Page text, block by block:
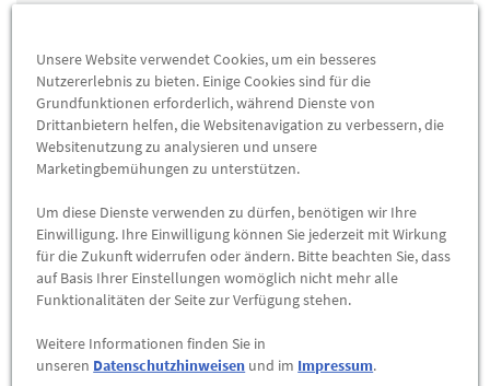
Preis inkl.
MwSt.
Versandkostenfrei
Abholung
Preis inkl.19%MwSt.
- +
ZUM WARENKORB HINZUFÜGEN
Herstellerangaben:Mercedes-Benz AG |Mercedesstr. 120 |
Unsere Website verwendet Cookies, um ein besseres
Nutzererlebnis zu bieten. Einige Cookies sind für die
Grundfunktionen erforderlich, während Dienste von
Drittanbietern helfen, die Websitenavigation zu verbessern, die
Websitenutzung zu analysieren und unsere
Marketingbemühungen zu unterstützen.
Um diese Dienste verwenden zu dürfen, benötigen wir Ihre
Einwilligung. Ihre Einwilligung können Sie jederzeit mit Wirkung
für die Zukunft widerrufen oder ändern. Bitte beachten Sie, dass
auf Basis Ihrer Einstellungen womöglich nicht mehr alle
Funktionalitäten der Seite zur Verfügung stehen.
Weitere Informationen finden Sie in
unseren Datenschutzhinweisen und im Impressum.